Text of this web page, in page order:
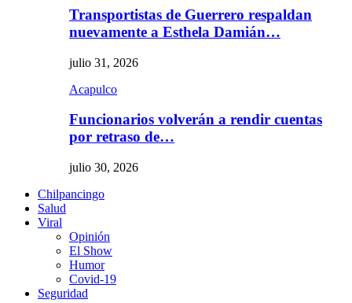
Transportistas de Guerrero respaldan
nuevamente a Esthela Damián…
julio 31, 2026
Acapulco
Funcionarios volverán a rendir cuentas
por retraso de…
julio 30, 2026
Chilpancingo
Salud
Viral
Opinión
El Show
Humor
Covid-19
Seguridad